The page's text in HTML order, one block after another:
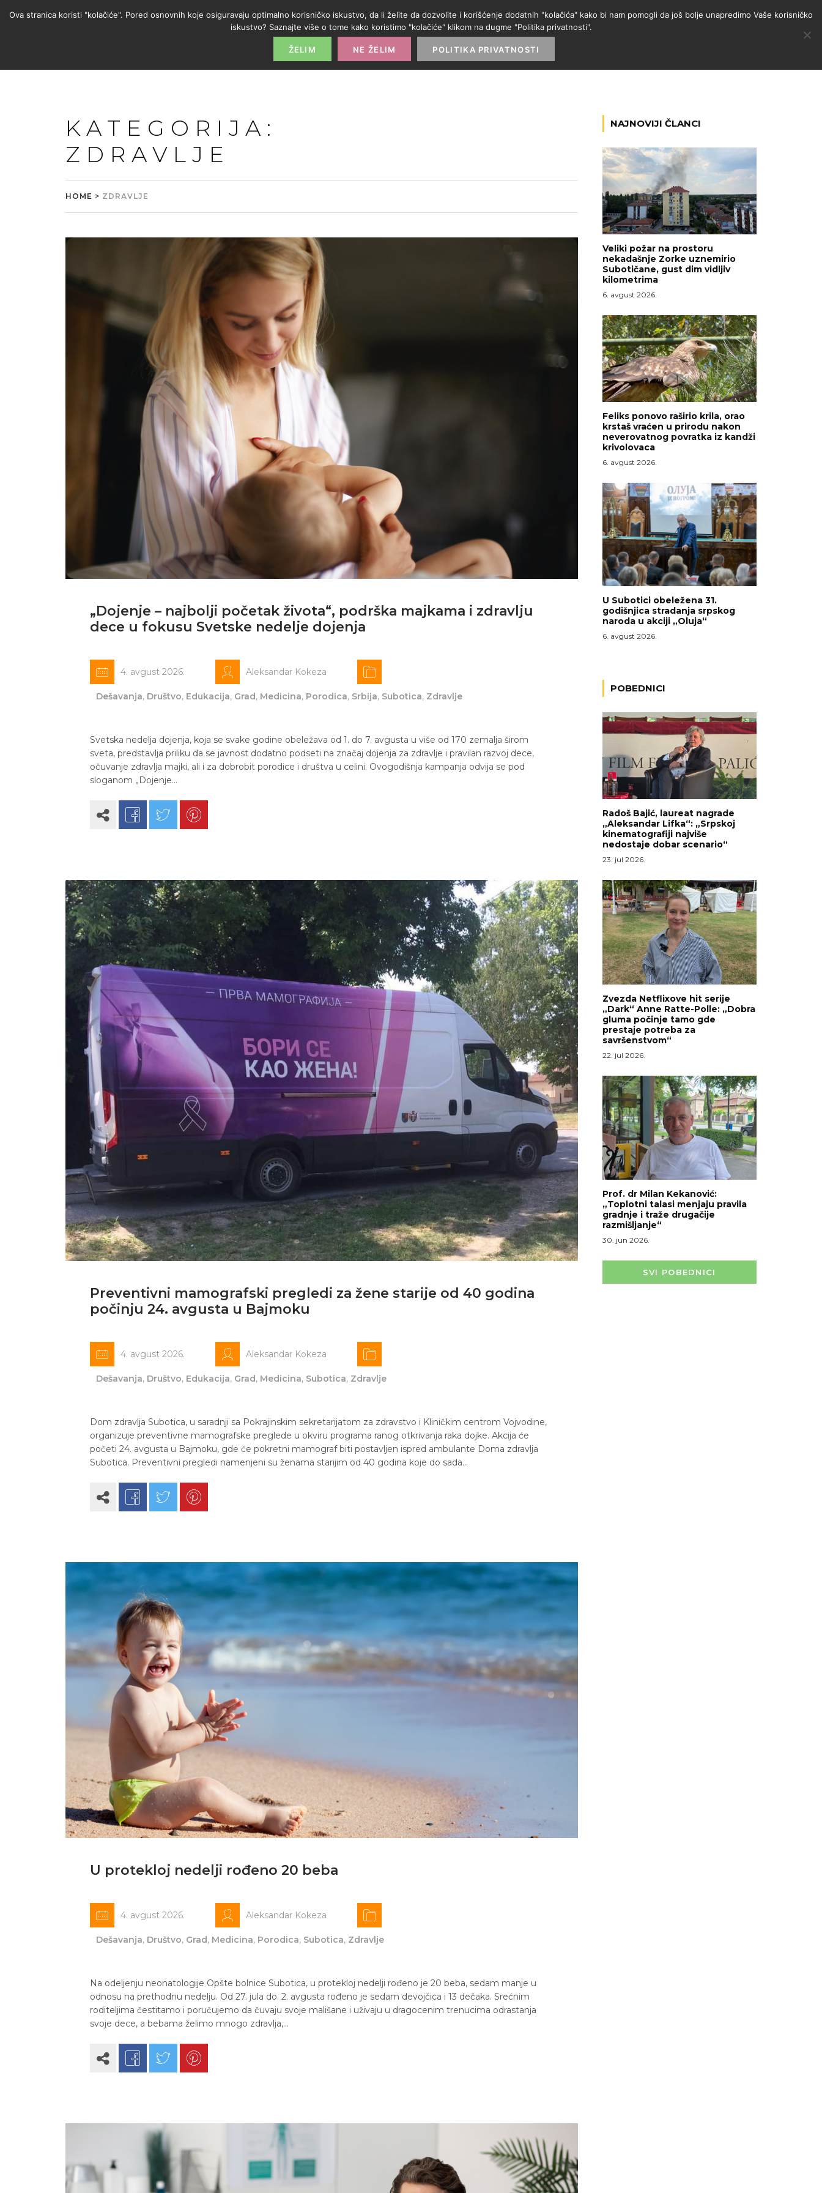
POČETNA PROMO IZLOG PARTNERI KATEGORIJE
KATEGORIJA:
ZDRAVLJE
HOME > ZDRAVLJE
„Dojenje – najbolji početak života“, podrška majkama i zdravlju
dece u fokusu Svetske nedelje dojenja
4. avgust 2026. Aleksandar Kokeza
Dešavanja, Društvo, Edukacija, Grad , Medicina, Porodica, Srbija, Subotica, Zdravlje
Svetska nedelja dojenja, koja se svake godine obeležava od 1. do 7. avgusta u više od 170 zemalja širom
sveta, predstavlja priliku da se javnost dodatno podseti na značaj dojenja za zdravlje i pravilan razvoj dece,
očuvanje zdravlja majki, ali i za dobrobit porodice i društva u celini. Ovogodišnja kampanja odvija se pod
sloganom „Dojenje…
Preventivni mamografski pregledi za žene starije od 40 godina
počinju 24. avgusta u Bajmoku
4. avgust 2026. Aleksandar Kokeza
Dešavanja, Društvo, Edukacija, Grad , Medicina, Subotica, Zdravlje
Dom zdravlja Subotica, u saradnji sa Pokrajinskim sekretarijatom za zdravstvo i Kliničkim centrom Vojvodine,
organizuje preventivne mamografske preglede u okviru programa ranog otkrivanja raka dojke. Akcija će
početi 24. avgusta u Bajmoku, gde će pokretni mamograf biti postavljen ispred ambulante Doma zdravlja
Subotica. Preventivni pregledi namenjeni su ženama starijim od 40 godina koje do sada…
U protekloj nedelji rođeno 20 beba
4. avgust 2026. Aleksandar Kokeza
Dešavanja, Društvo, Grad, Medicina, Porodica, Subotica, Zdravlje
Na odeljenju neonatologije Opšte bolnice Subotica, u protekloj nedelji rođeno je 20 beba, sedam manje u
odnosu na prethodnu nedelju. Od 27. jula do. 2. avgusta rođeno je sedam devojčica i 13 dečaka. Srećnim
roditeljima čestitamo i poručujemo da čuvaju svoje mališane i uživaju u dragocenim trenucima odrastanja
svoje dece, a bebama želimo mnogo zdravlja,…
NAJNOVIJI ČLANCI
Veliki požar na prostoru
nekadašnje Zorke uznemirio
Subotičane, gust dim vidljiv
kilometrima
6. avgust 2026.
Feliks ponovo raširio krila, orao
krstaš vraćen u prirodu nakon
neverovatnog povratka iz kandži
krivolovaca
6. avgust 2026.
U Subotici obeležena 31.
godišnjica stradanja srpskog
naroda u akciji „Oluja“
6. avgust 2026.
POBEDNICI
Radoš Bajić, laureat nagrade
„Aleksandar Lifka“: „Srpskoj
kinematografiji najviše
nedostaje dobar scenario“
23. jul 2026.
Zvezda Netflixove hit serije
„Dark“ Anne Ratte-Polle: „Dobra
gluma počinje tamo gde
prestaje potreba za
savršenstvom“
22. jul 2026.
Prof. dr Milan Kekanović:
„Toplotni talasi menjaju pravila
gradnje i traže drugačije
razmišljanje“
30. jun 2026.
SVI POBEDNICI
Ova stranica koristi "kolačiće". Pored osnovnih koje osiguravaju optimalno korisničko iskustvo, da li želite da dozvolite i korišćenje dodatnih "kolačića" kako bi nam pomogli da još bolje unapredimo Vaše korisničko
iskustvo? Saznajte više o tome kako koristimo "kolačiće" klikom na dugme "Politika privatnosti".
ŽELIM NE ŽELIM POLITIKA PRIVATNOSTI